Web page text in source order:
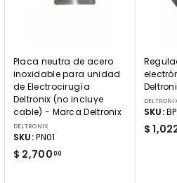
Placa neutra de acero
inoxidable para unidad
de Electrocirugía
Deltronix (no incluye
cable) - Marca Deltronix
DELTRONIX
SKU:PN01
$ 2,70000
SKU:
$